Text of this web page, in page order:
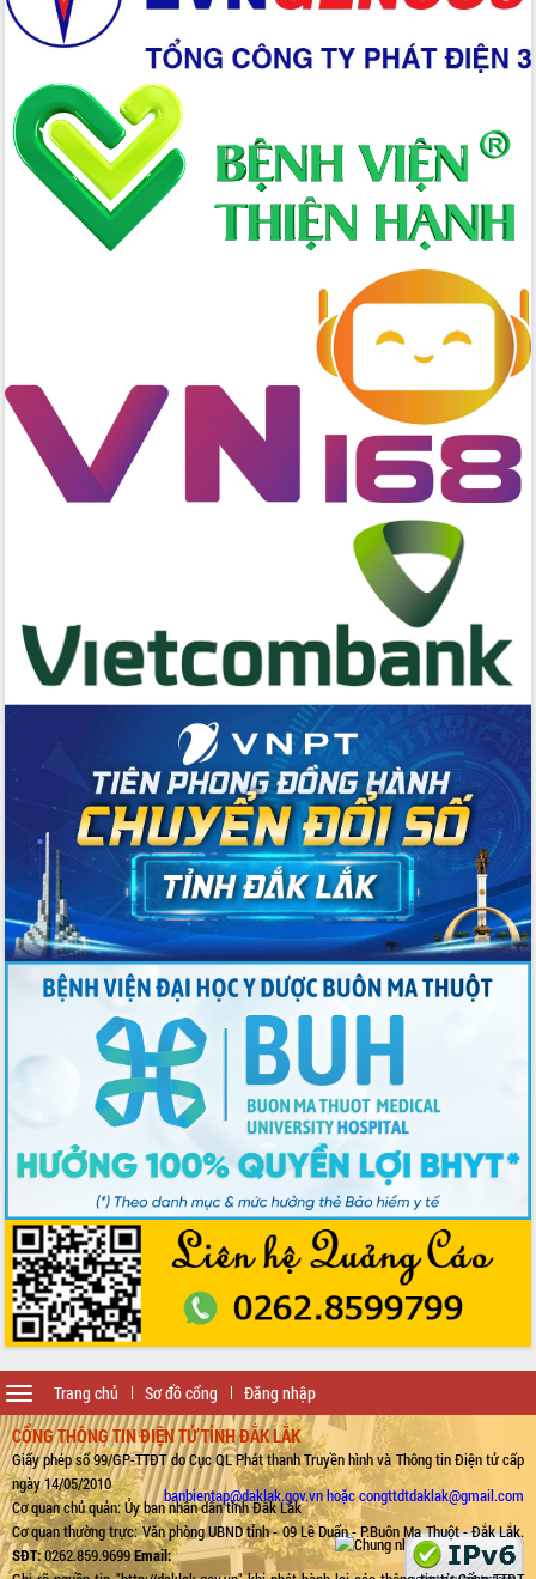
Trang chủ Sơ đồ cổng Đăng nhập
Toggle
navigation
CỔNG THÔNG TIN ĐIỆN TỬ TỈNH ĐẮK LẮK
Giấy phép số 99/GP-TTĐT do Cục QL Phát thanh Truyền hình và Thông tin Điện tử cấp
ngày 14/05/2010
Cơ quan chủ quản: Ủy ban nhân dân tỉnh Đắk Lắk
Cơ quan thường trực: Văn phòng UBND tỉnh - 09 Lê Duẩn - P.Buôn Ma Thuột - Đắk Lắk.
SĐT:0262.859.9699Email:
banbientap@daklak.gov.vn hoặc congttdtdaklak@gmail.com